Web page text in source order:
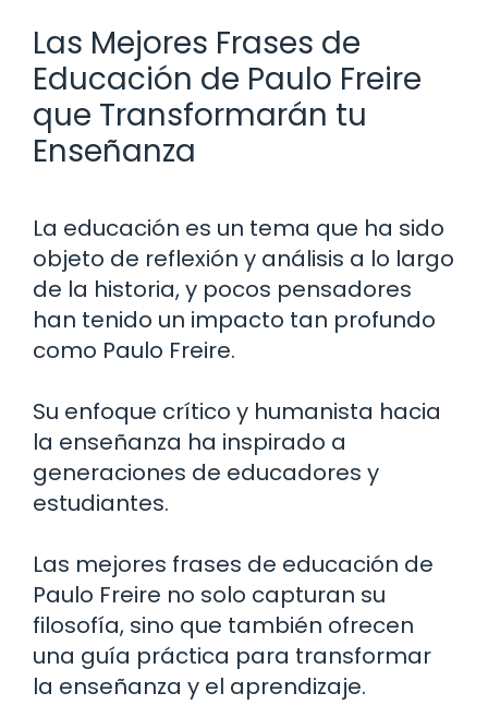
Las Mejores Frases de
Educación de Paulo Freire
que Transformarán tu
Enseñanza
La educación es un tema que ha sido
objeto de reflexión y análisis a lo largo
de la historia, y pocos pensadores
han tenido un impacto tan profundo
como Paulo Freire.
Su enfoque crítico y humanista hacia
la enseñanza ha inspirado a
generaciones de educadores y
estudiantes.
Las mejores frases de educación de
Paulo Freire no solo capturan su
filosofía, sino que también ofrecen
una guía práctica para transformar
la enseñanza y el aprendizaje.